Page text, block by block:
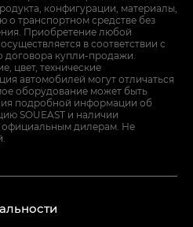
конфигурации, материалы,
о транспортном средстве без
Приобретение любой
в соответствии с
договора купли-продажи.
цвет, технические
автомобилей могут отличаться
оборудование может быть
подробной информации об
SOUEAST и наличии
официальным дилерам. Не